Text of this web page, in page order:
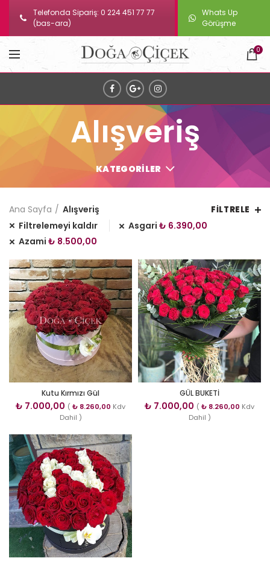
Telefonda Sipariş: 0 224 451 77 77
(bas-ara)
Whats Up
Görüşme
0
Alışveriş
KATEGORILER
Ana Sayfa Alışveriş FILTRELE
Filtrelemeyi kaldır Asgari ₺ 6.390,00
Azami ₺ 8.500,00
Kutu Kırmızı Gül
₺ 7.000,00 ( ₺ 8.260,00 Kdv
Dahil )
GÜL BUKETİ
₺ 7.000,00 ( ₺ 8.260,00 Kdv
Dahil )